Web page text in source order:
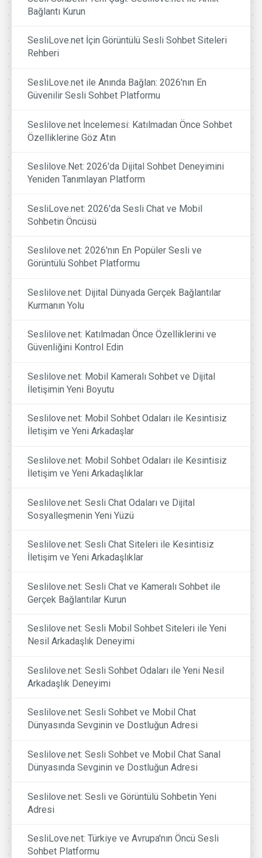
Bağlantı Kurun
SesliLove.net İçin Görüntülü Sesli Sohbet Siteleri
Rehberi
SesliLove.net ile Anında Bağlan: 2026'nın En
Güvenilir Sesli Sohbet Platformu
Seslilove.net İncelemesi: Katılmadan Önce Sohbet
Özelliklerine Göz Atın
Seslilove.Net: 2026'da Dijital Sohbet Deneyimini
Yeniden Tanımlayan Platform
SesliLove.net: 2026'da Sesli Chat ve Mobil
Sohbetin Öncüsü
Seslilove.net: 2026'nın En Popüler Sesli ve
Görüntülü Sohbet Platformu
Seslilove.net: Dijital Dünyada Gerçek Bağlantılar
Kurmanın Yolu
Seslilove.net: Katılmadan Önce Özelliklerini ve
Güvenliğini Kontrol Edin
Seslilove.net: Mobil Kameralı Sohbet ve Dijital
İletişimin Yeni Boyutu
Seslilove.net: Mobil Sohbet Odaları ile Kesintisiz
İletişim ve Yeni Arkadaşlar
Seslilove.net: Mobil Sohbet Odaları ile Kesintisiz
İletişim ve Yeni Arkadaşlıklar
Seslilove.net: Sesli Chat Odaları ve Dijital
Sosyalleşmenin Yeni Yüzü
Seslilove.net: Sesli Chat Siteleri ile Kesintisiz
İletişim ve Yeni Arkadaşlıklar
Seslilove.net: Sesli Chat ve Kameralı Sohbet ile
Gerçek Bağlantılar Kurun
Seslilove.net: Sesli Mobil Sohbet Siteleri ile Yeni
Nesil Arkadaşlık Deneyimi
Seslilove.net: Sesli Sohbet Odaları ile Yeni Nesil
Arkadaşlık Deneyimi
Seslilove.net: Sesli Sohbet ve Mobil Chat
Dünyasında Sevginin ve Dostluğun Adresi
Seslilove.net: Sesli Sohbet ve Mobil Chat Sanal
Dünyasında Sevginin ve Dostluğun Adresi
Seslilove.net: Sesli ve Görüntülü Sohbetin Yeni
Adresi
SesliLove.net: Türkiye ve Avrupa'nın Öncü Sesli
Sohbet Platformu